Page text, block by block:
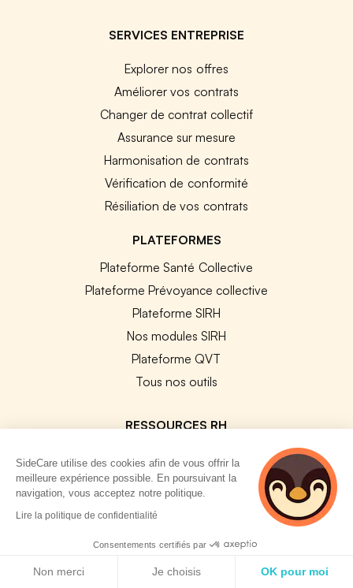
SERVICES ENTREPRISE
Explorer nos offres
Améliorer vos contrats
Changer de contrat collectif
Assurance sur mesure
Harmonisation de contrats
Vérification de conformité
Résiliation de vos contrats
PLATEFORMES
Plateforme Santé Collective
Plateforme Prévoyance collective
Plateforme SIRH
Nos modules SIRH
Plateforme QVT
Tous nos outils
RESSOURCES RH
Notre Blog
Modèles de documents
Guides Entreprises
Les codes APE / NAF
Base des métiers
SideCare utilise des cookies afin de vous offrir la
meilleure expérience possible. En poursuivant la
navigation, vous acceptez notre politique.
Lire la politique de confidentialité
Consentements certifiés par
Non merci Je choisis OK pour moi
4 personnes
consultent
actuellement cette